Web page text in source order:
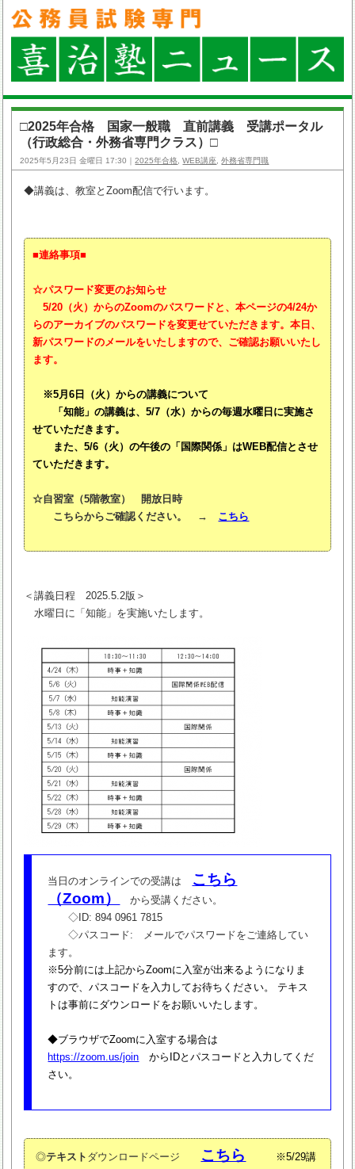
□2025年合格 国家一般職 直前講義 受講ポータル
（行政総合・外務省専門クラス）□
2025年5月23日 金曜日 17:30｜2025年合格,WEB講座,外務省専門職
◆講義は、教室とZoom配信で行います。
■連絡事項■
☆パスワード変更のお知らせ
5/20（火）からのZoomのパスワードと、本ページの4/24か
らのアーカイブのパスワードを変更せていただきます。本日、
新パスワードのメールをいたしますので、ご確認お願いいたし
ます。
※5月6日（火）からの講義について
「知能」の講義は、5/7（水）からの毎週水曜日に実施さ
せていただきます。
また、5/6（火）の午後の「国際関係」はWEB配信とさせ
ていただきます。
☆自習室（5階教室） 開放日時
こちらからご確認ください。 → こちら
＜講義日程 2025.5.2版＞
水曜日に「知能」を実施いたします。
当日のオンラインでの受講は
こちら
（Zoom）
から受講ください。
◇ID: 894 0961 7815
◇パスコード: メールでパスワードをご連絡してい
ます。
※5分前には上記からZoomに入室が出来るようになりま
すので、パスコードを入力してお待ちください。 テキス
トは事前にダウンロードをお願いいたします。
◆ブラウザでZoomに入室する場合は
https://zoom.us/join からIDとパスコードと入力してくだ
さい。
◎テキスト ダウンロードページ こちら
※5/29講